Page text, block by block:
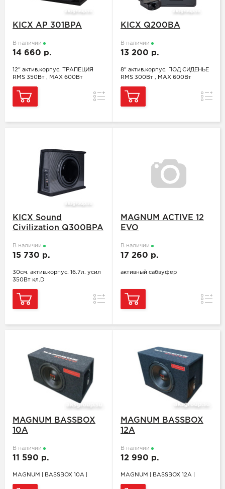
KICX AP 301BPA
В наличии
14 660 р.
12" актив.корпус. ТРАПЕЦИЯ
RMS 350Вт , MAX 600Вт
Сравнение
KICX Q200BA
В наличии
13 200 р.
8" актив.корпус. ПОД СИДЕНЬЕ
RMS 300Вт , MAX 600Вт
KICX Sound
Civilization Q300BPA
В наличии
15 730 р.
30см. актив.корпус. 16.7л. усил
350Вт кл.D
Сравнение
MAGNUM ACTIVE 12
EVO
В наличии
17 260 р.
активный сабвуфер
MAGNUM BASSBOX
10A
В наличии
11 590 р.
MAGNUM | BASSBOX 10A |
MAGNUM BASSBOX
12A
В наличии
12 990 р.
MAGNUM | BASSBOX 12A |